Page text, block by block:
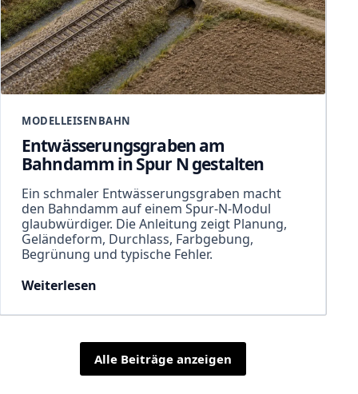
MODELLEISENBAHN
Entwässerungsgraben am
Bahndamm in Spur N gestalten
Ein schmaler Entwässerungsgraben macht
den Bahndamm auf einem Spur-N-Modul
glaubwürdiger. Die Anleitung zeigt Planung,
Geländeform, Durchlass, Farbgebung,
Begrünung und typische Fehler.
Weiterlesen
Alle Beiträge anzeigen